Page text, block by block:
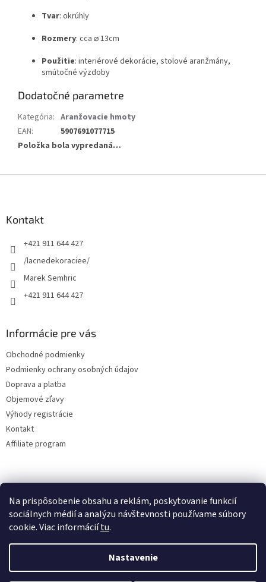
Na prispôsobenie obsahu a reklám, poskytovanie funkcií
sociálnych médií a analýzu návštevnosti používame súbory
cookie. Viac informáciítu.
Nastavenie
Tvar: okrúhly
Rozmery: cca ⌀ 13cm
Použitie: interiérové dekorácie, stolové aranžmány,
smútočné výzdoby
Dodatočné parametre
Kategória: Aranžovacie hmoty
EAN:
5907691077715
Položka bola vypredaná…
Kontakt
+421 911 644 427
/lacnedekoraciee/
Marek Semhric
+421 911 644 427
Informácie pre vás
Obchodné podmienky
Podmienky ochrany osobných údajov
Doprava a platba
Objemové zľavy
Výhody registrácie
Kontakt
Affiliate program